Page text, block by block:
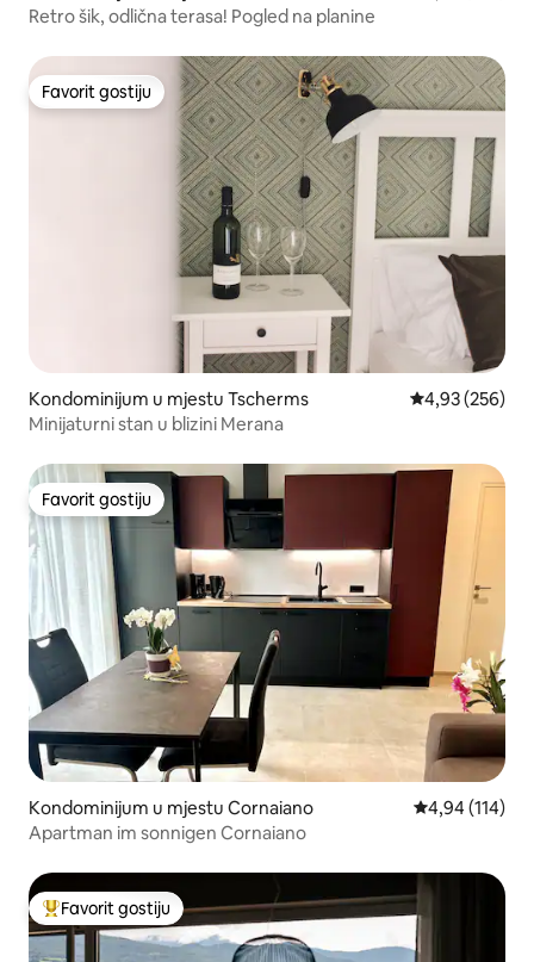
Retro šik, odlična terasa! Pogled na planine
Favorit gostiju
Favorit gostiju
Kondominijum u mjestu Tscherms prosječna
4,93 (256)
Minijaturni stan u blizini Merana
Favorit gostiju
Favorit gostiju
Kondominijum u mjestu Cornaiano prosječna
4,94 (114)
Apartman im sonnigen Cornaiano
Glavni favorit gostiju
Favorit gostiju